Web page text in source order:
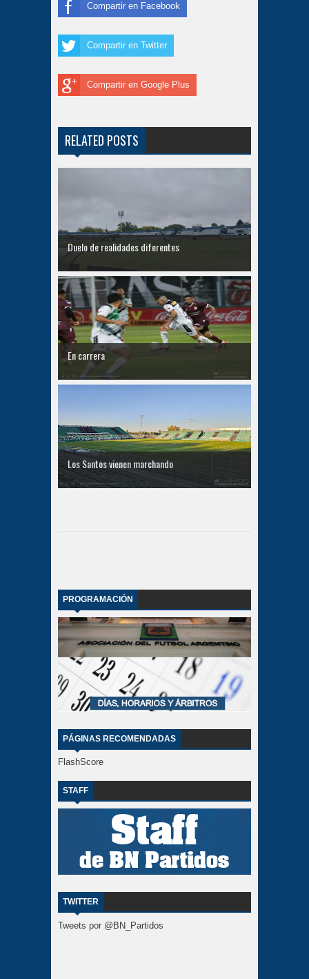
Compartir en Facebook
Compartir en Twitter
Compartir en Google Plus
RELATED POSTS
Duelo de realidades diferentes
En carrera
Los Santos vienen marchando
PROGRAMACIÓN
PÁGINAS RECOMENDADAS
FlashScore
STAFF
TWITTER
Tweets por @BN_Partidos